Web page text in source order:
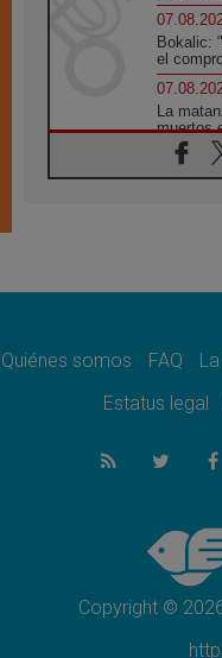
Bokalic:
el
La
muertos
Tagle:
como
SIGNIS
Lanzan
Papa
Quiénes somos FAQ
Estatus legal
Copyright ©